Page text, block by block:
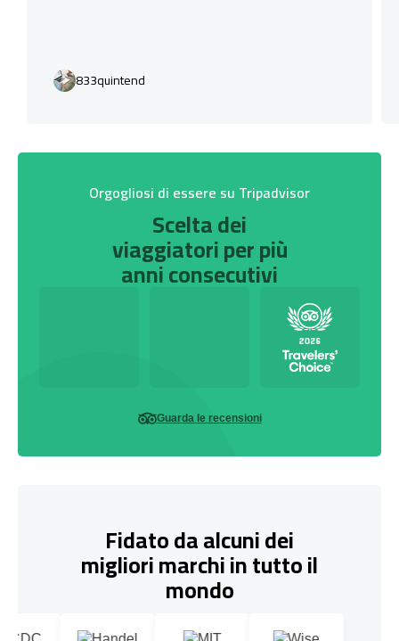
833quintend
Orgogliosi di essere su Tripadvisor
Scelta dei
viaggiatori per più
anni consecutivi
Guarda le recensioni
Fidato da alcuni dei
migliori marchi in tutto il
mondo